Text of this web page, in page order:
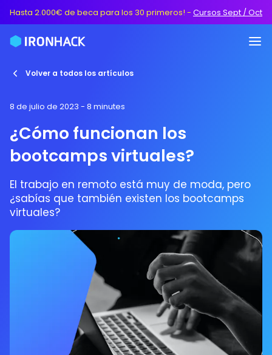
Hasta 2.000€ de beca para los 30 primeros! - Cursos Sept / Oct
Volver a todos los artículos
8 de julio de 2023 - 8 minutes
¿Cómo funcionan los
bootcamps virtuales?
El trabajo en remoto está muy de moda, pero
¿sabías que también existen los bootcamps
virtuales?